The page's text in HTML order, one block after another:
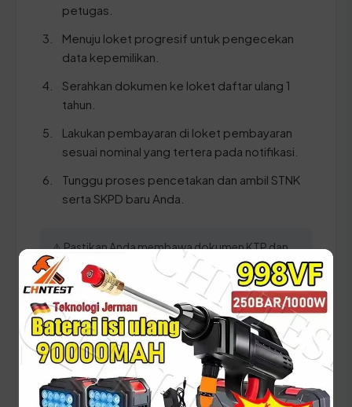
petugas.
Menuju loket progresif untuk pengecekan
data kepemilikan.
Serahkan dokumen ke loket daftar ulang 1
tahun.
Lakukan pembayaran di loket pembayaran
sesuai nominal yang tertera pada notifikasi.
Tunggu proses pencetakan dan ambil STNK
serta SKPD baru Anda.
⚠️ Pastikan Anda membawa dokumen KTP dan
STNK asli yang datanya sudah sinkron satu sama
lain untuk mempercepat proses verifikasi di
loket pelayanan.
Panduan Pajak 5 Tahunan
(Ganti Plat) di Aceh